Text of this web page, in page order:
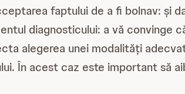
faptului de a fi bolnav: și
diagnosticului: a vă
alegerea unei modalități
În acest caz este important să